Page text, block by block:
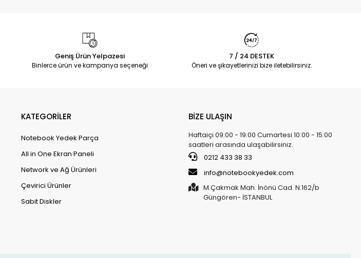
Geniş Ürün Yelpazesi
Binlerce ürün ve kampanya seçeneği
7 / 24 DESTEK
Öneri ve şikayetlerinizi bize iletebilirsiniz.
KATEGORİLER
Notebook Yedek Parça
All in One Ekran Paneli
Network ve Ağ Ürünleri
Çevirici Ürünler
Sabit Diskler
BİZE ULAŞIN
Haftaiçi 09:00 - 19:00 Cumartesi 10:00 - 15:00
saatleri arasında ulaşabilirsiniz.
0212 433 38 33
info@notebookyedek.com
M.Çakmak Mah. İnönü Cad. N.162/b
Güngören- İSTANBUL